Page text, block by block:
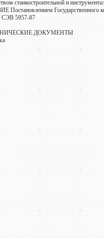
станкостроительной и
Государственного
СЭВ 5957-87
ДОКУМЕНТЫ